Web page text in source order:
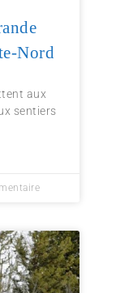
Nord
aux
sentiers